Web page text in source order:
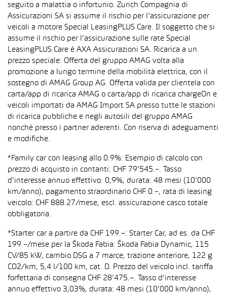
seguito a malattia o infortunio. Zurich Compagnia di
Assicurazioni SA si assume il rischio per l’assicurazione per
veicoli a motore Special LeasingPLUS Care. Il soggetto che si
assume il rischio per l’assicurazione sulle rate Special
LeasingPLUS Care è AXA Assicurazioni SA. Ricarica a un
prezzo speciale: Offerta del gruppo AMAG volta alla
promozione a lungo termine della mobilità elettrica, con il
sostegno di AMAG Group AG. Offerta valida per clientela con
carta/app di ricarica AMAG o carta/app di ricarica chargeOn e
veicoli importati da AMAG Import SA presso tutte le stazioni
di ricarica pubbliche e negli autosili del gruppo AMAG
nonché presso i partner aderenti. Con riserva di adeguamenti
e modifiche.
*Family car con leasing allo 0.9%: Esempio di calcolo con
prezzo di acquisto in contanti: CHF 79’545.–. Tasso
d’interesse annuo effettivo: 0,9%, durata: 48 mesi (10’000
km/anno), pagamento straordinario CHF 0.–, rata di leasing
veicolo: CHF 888.27/mese, escl. assicurazione casco totale
obbligatoria.
*Starter car a partire da CHF 199.–: Starter Car, ad es. da CHF
199.–/mese per la Škoda Fabia: Škoda Fabia Dynamic, 115
CV/85 kW, cambio DSG a 7 marce, trazione anteriore, 122 g
CO2/km, 5,4 l/100 km, cat. D. Prezzo del veicolo incl. tariffa
forfettaria di consegna CHF 28’475.–. Tasso d’interesse
annuo effettivo 3,03%, durata: 48 mesi (10’000 km/anno),